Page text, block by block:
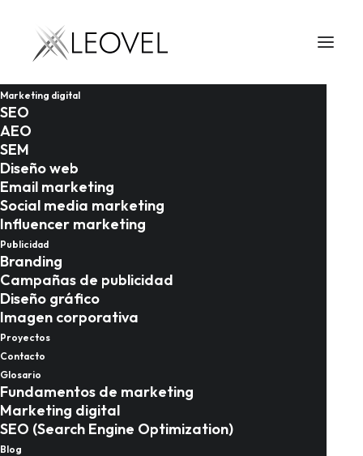
Marketing digital
SEO
AEO
SEM
Diseño web
Email marketing
Social media marketing
Influencer marketing
Publicidad
Branding
Campañas de publicidad
Diseño gráfico
Imagen corporativa
Proyectos
Contacto
Glosario
Fundamentos de marketing
Marketing digital
SEO (Search Engine Optimization)
Blog
Link building para
empresas en Almería:
dominar el SEO local